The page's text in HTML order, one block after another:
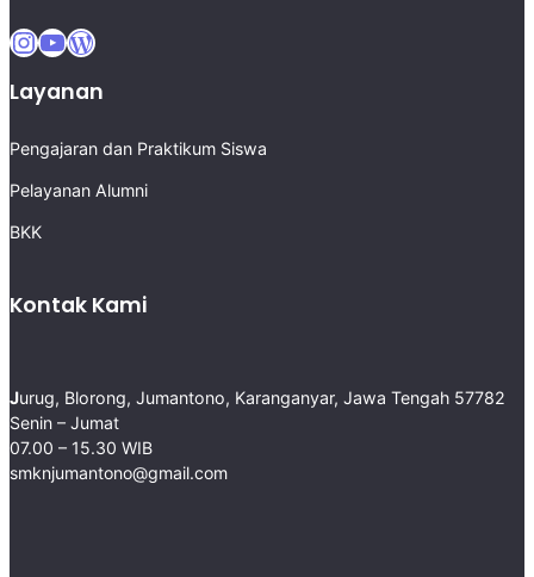
InstagramYouTube WordPress
Layanan
Pengajaran dan Praktikum Siswa
Pelayanan Alumni
BKK
Kontak Kami
Jurug, Blorong, Jumantono, Karanganyar, Jawa Tengah 57782 ​
Senin – Jumat
07.00 – 15.30 WIB
smknjumantono@gmail.com